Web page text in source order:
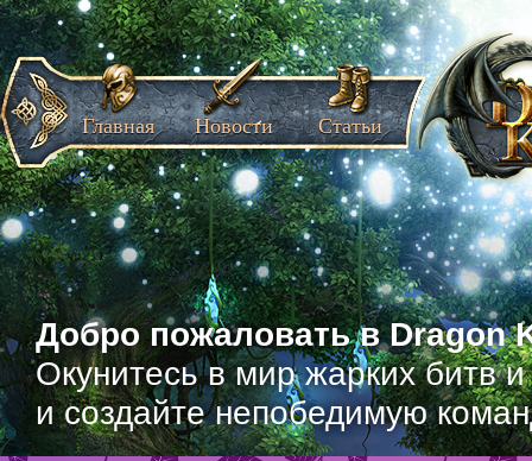
Добро пожаловать в Dragon
Окунитесь в мир жарких битв
и создайте непобедимую
Главная Новости Статьи